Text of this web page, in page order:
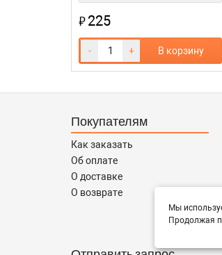
₽225
- + В корзину
Покупателям
Как заказать
Об оплате
О доставке
О возврате
Мы
Продолжая